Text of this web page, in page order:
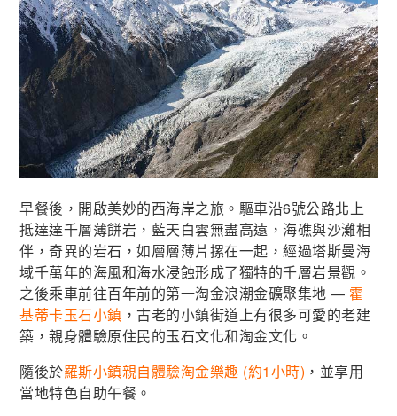
早餐後，開啟美妙的西海岸之旅。驅車沿6號公路北上
抵達達千層薄餅岩，藍天白雲無盡高遠，海礁與沙灘相
伴，奇異的岩石，如層層薄片摞在一起，經過塔斯曼海
域千萬年的海風和海水浸蝕形成了獨特的千層岩景觀。
之後乘車前往百年前的第一淘金浪潮金礦聚集地 — 霍
基蒂卡玉石小鎮 ，古老的小鎮街道上有很多可愛的老建
築，親身體驗原住民的玉石文化和淘金文化。
隨後於羅斯小鎮親自體驗淘金樂趣 (約1小時) ，並享用
當地特色自助午餐。